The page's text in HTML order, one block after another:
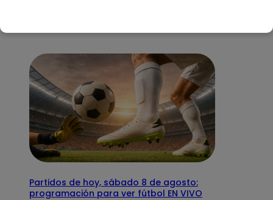
Partidos de hoy, sábado 8 de agosto:
programación para ver fútbol EN VIVO